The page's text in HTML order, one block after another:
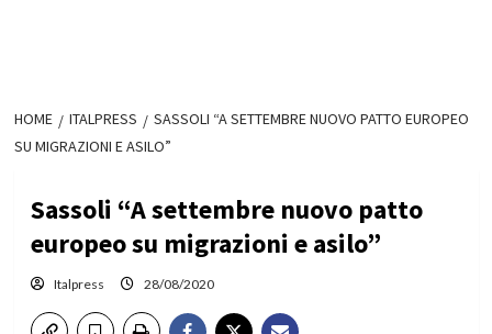
HOME ITALPRESS
SASSOLI “A SETTEMBRE NUOVO PATTO EUROPEO
SU MIGRAZIONI E ASILO”
Sassoli “A settembre nuovo patto
europeo su migrazioni e asilo”
Italpress 28/08/2020